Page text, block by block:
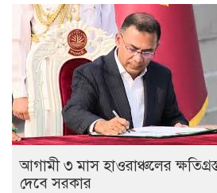
আগামী ৩ মাস হাওরাঞ্চলের
দেবে সরকার